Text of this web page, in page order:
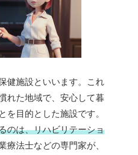
健施設といいます。これ
れた地域で、安心して暮
を目的とした施設です。
のは、リハビリテーショ
療法士などの専門家が、